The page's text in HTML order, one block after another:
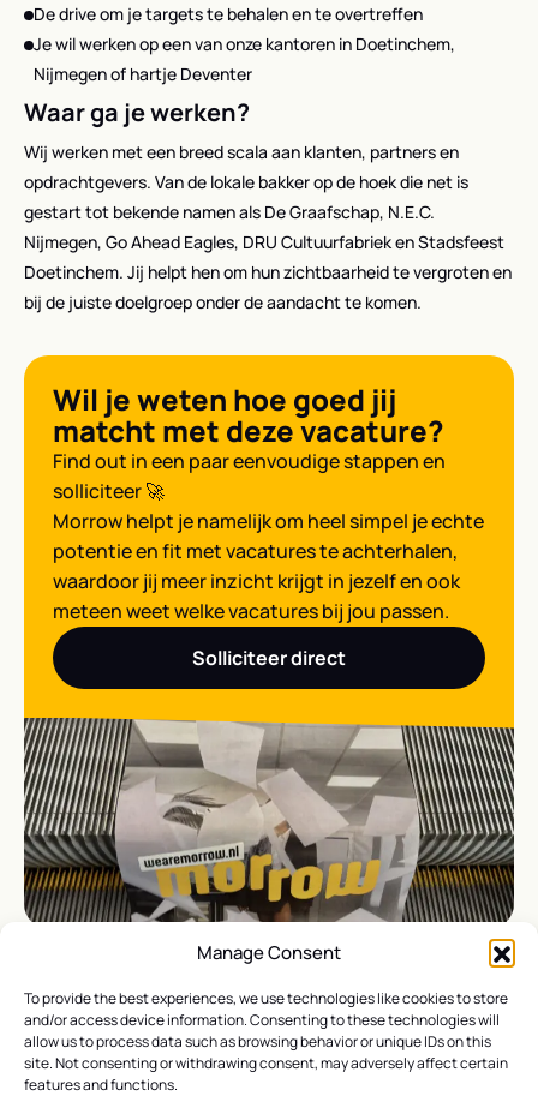
Manage Consent
To provide the best experiences, we use technologies like cookies to store
and/or access device information. Consenting to these technologies will
allow us to process data such as browsing behavior or unique IDs on this
site. Not consenting or withdrawing consent, may adversely affect certain
features and functions.
De drive om je targets te behalen en te overtreffen
Je wil werken op een van onze kantoren in Doetinchem,
Nijmegen of hartje Deventer
Waar ga je werken?
Wij werken met een breed scala aan klanten, partners en
opdrachtgevers. Van de lokale bakker op de hoek die net is
gestart tot bekende namen als De Graafschap, N.E.C.
Nijmegen, Go Ahead Eagles, DRU Cultuurfabriek en Stadsfeest
Doetinchem. Jij helpt hen om hun zichtbaarheid te vergroten en
bij de juiste doelgroep onder de aandacht te komen.
Wil je weten hoe goed jij
matcht met deze vacature?
Find out in een paar eenvoudige stappen en
solliciteer 🚀
Morrow helpt je namelijk om heel simpel je echte
potentie en fit met vacatures te achterhalen,
waardoor jij meer inzicht krijgt in jezelf en ook
meteen weet welke vacatures bij jou passen.
Solliciteer direct
Hulp nodig? Laat het ons weten!
E-mail:info@wearemorrow.nl
Cookie Policy